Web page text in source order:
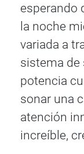
esperando
la noche
variada a
sistema de
potencia
sonar una
atención
increíble,